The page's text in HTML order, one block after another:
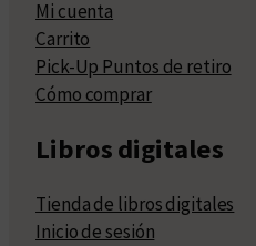
Mi cuenta
Carrito
Pick-Up Puntos de retiro
Cómo comprar
Libros digitales
Tienda de libros digitales
Inicio de sesión